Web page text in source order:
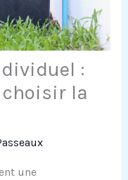
:
la
une